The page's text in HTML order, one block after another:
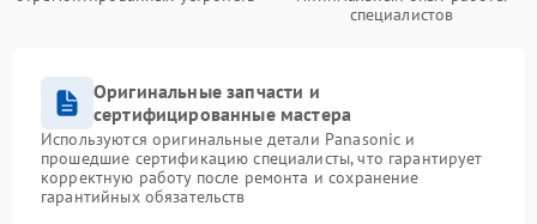
специалистов
Оригинальные запчасти и
сертифицированные мастера
Используются оригинальные детали Panasonic и
прошедшие сертификацию специалисты, что гарантирует
корректную работу после ремонта и сохранение
гарантийных обязательств